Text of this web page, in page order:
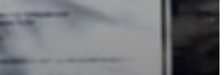
KÖRNYEZETVÉDELEM
STRATÉGIÁK
ÉS